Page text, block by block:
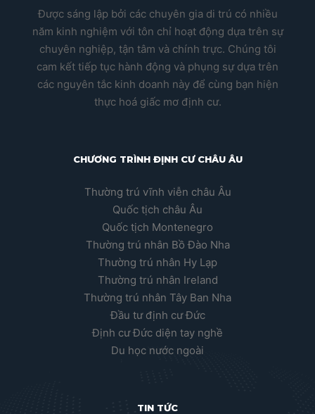
Được sáng lập bởi các chuyên gia di trú có nhiều
năm kinh nghiệm với tôn chỉ hoạt động dựa trên sự
chuyên nghiệp, tận tâm và chính trực. Chúng tôi
cam kết tiếp tục hành động và phụng sự dựa trên
các nguyên tắc kinh doanh này để cùng bạn hiện
thực hoá giấc mơ định cư.
CHƯƠNG TRÌNH ĐỊNH CƯ CHÂU ÂU
Thường trú vĩnh viễn châu Âu
Quốc tịch châu Âu
Quốc tịch Montenegro
Thường trú nhân Bồ Đào Nha
Thường trú nhân Hy Lạp
Thường trú nhân Ireland
Thường trú nhân Tây Ban Nha
Đầu tư định cư Đức
Định cư Đức diện tay nghề
Du học nước ngoài
TIN TỨC